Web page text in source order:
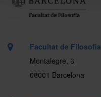
Facultat de Filosofia
Montalegre, 6
08001 Barcelona